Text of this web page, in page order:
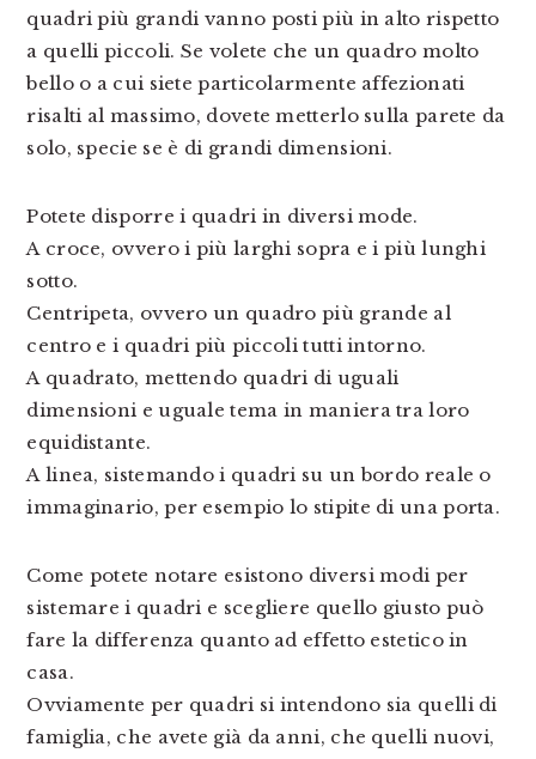
quadri più grandi vanno posti più in alto rispetto
a quelli piccoli. Se volete che un quadro molto
bello o a cui siete particolarmente affezionati
risalti al massimo, dovete metterlo sulla parete da
solo, specie se è di grandi dimensioni.
Potete disporre i quadri in diversi mode.
A croce, ovvero i più larghi sopra e i più lunghi
sotto.
Centripeta, ovvero un quadro più grande al
centro e i quadri più piccoli tutti intorno.
A quadrato, mettendo quadri di uguali
dimensioni e uguale tema in maniera tra loro
equidistante.
A linea, sistemando i quadri su un bordo reale o
immaginario, per esempio lo stipite di una porta.
Come potete notare esistono diversi modi per
sistemare i quadri e scegliere quello giusto può
fare la differenza quanto ad effetto estetico in
casa.
Ovviamente per quadri si intendono sia quelli di
famiglia, che avete già da anni, che quelli nuovi,